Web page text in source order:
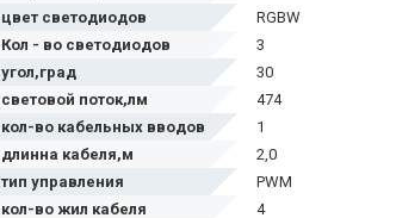
цвет светодиодов
RGBW
Кол - во светодиодов
3
угол,град
30
световой поток,лм
474
кол-во кабельных вводов
1
длинна кабеля,м
2,0
тип управления
PWM
кол-во жил кабеля
4